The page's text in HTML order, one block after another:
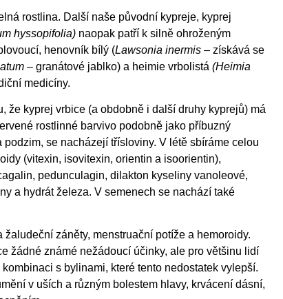
rostlina. Další naše původní kypreje, kyprej
hyssopifolia) naopak patří k silně ohroženým
henovník bílý (Lawsonia inermis – získává se
– granátové jablko) a heimie vrbolistá (Heimia
medicíny.
že kyprej vrbice (a obdobně i další druhy kyprejů) má
rostlinné barvivo podobně jako příbuzný
se nacházejí třísloviny. V létě sbíráme celou
(vitexin, isovitexin, orientin a isoorientin),
pedunculagin, dilakton kyseliny vanoleové,
a hydrát železa. V semenech se nachází také
záněty, menstruační potíže a hemoroidy.
žádné známé nežádoucí účinky, ale pro většinu lidí
s bylinami, které tento nedostatek vylepší.
v uších a různým bolestem hlavy, krvácení dásní,